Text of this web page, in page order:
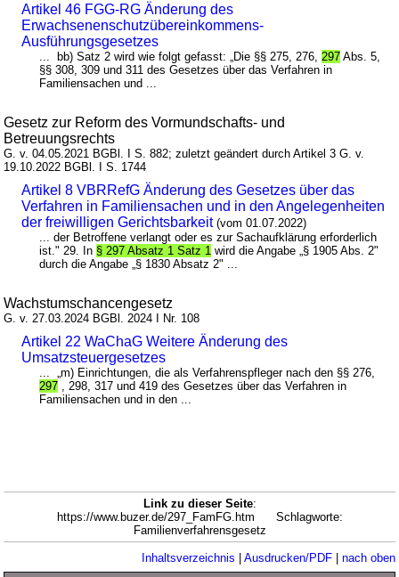
Artikel 46 FGG-RG Änderung des
Erwachsenenschutzübereinkommens-
Ausführungsgesetzes
... bb) Satz 2 wird wie folgt gefasst: „Die §§ 275, 276, 297 Abs. 5,
§§ 308, 309 und 311 des Gesetzes über das Verfahren in
Familiensachen und ...
Gesetz zur Reform des Vormundschafts- und
Betreuungsrechts
G. v. 04.05.2021 BGBl. I S. 882; zuletzt geändert durch Artikel 3 G. v.
19.10.2022 BGBl. I S. 1744
Artikel 8 VBRRefG Änderung des Gesetzes über das
Verfahren in Familiensachen und in den Angelegenheiten
der freiwilligen Gerichtsbarkeit (vom 01.07.2022)
... der Betroffene verlangt oder es zur Sachaufklärung erforderlich
ist." 29. In § 297 Absatz 1 Satz 1 wird die Angabe „§ 1905 Abs. 2"
durch die Angabe „§ 1830 Absatz 2" ...
Wachstumschancengesetz
G. v. 27.03.2024 BGBl. 2024 I Nr. 108
Artikel 22 WaChaG Weitere Änderung des
Umsatzsteuergesetzes
... „m) Einrichtungen, die als Verfahrenspfleger nach den §§ 276,
297 , 298, 317 und 419 des Gesetzes über das Verfahren in
Familiensachen und in den ...
Link zu dieser Seite:
https://www.buzer.de/297_FamFG.htm Schlagworte:
Familienverfahrensgesetz
Inhaltsverzeichnis | Ausdrucken/PDF| nach oben